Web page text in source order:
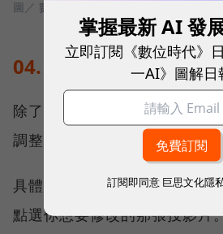
圖／ 數位時代
04. 鎖定修改範圍，請
除了整份生成，你也可以讓
調整。
具體做法是在 PowerPoint 的
點選你想要修改的那張投影片
掌握最新 AI 發
立即訂閱《數位時代》
一AI》圖解日
訂閱即同意 巨思文化隱